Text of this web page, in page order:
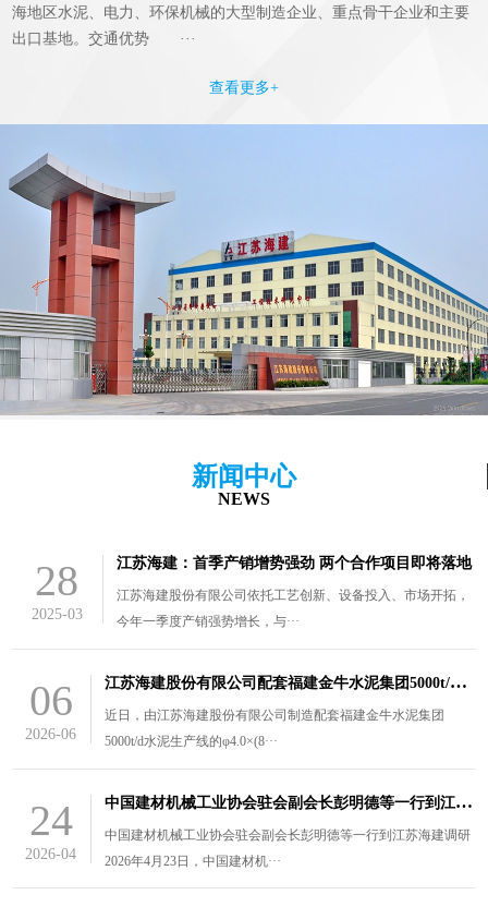
海地区水泥、电力、环保机械的大型制造企业、重点骨干企业和主要
出口基地。交通优势 ···
查看更多+
新闻中心
NEWS
28
2025-03
江苏海建：首季产销增势强劲 两个合作项目即将落地
江苏海建股份有限公司依托工艺创新、设备投入、市场开拓，
今年一季度产销强势增长，与···
06
2026-06
江
苏海建股份有限公司配套福建金牛水泥集团5000t/d水泥生产线的￠4.0×（8.5+3）m风扫煤磨装车发货
近日，由江苏海建股份有限公司制造配套福建金牛水泥集团
5000t/d水泥生产线的φ4.0×(8···
24
2026-04
中
国建材机械工业协会驻会副会长彭明德等一行到江苏海建调研
中国建材机械工业协会驻会副会长彭明德等一行到江苏海建调研
2026年4月23日，中国建材机···